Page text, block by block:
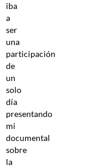
iba
a
ser
una
participación
de
un
solo
día
presentando
mi
documental
sobre
la